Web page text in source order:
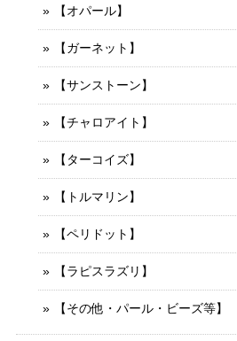
【オパール】
【ガーネット】
【サンストーン】
【チャロアイト】
【ターコイズ】
【トルマリン】
【ペリドット】
【ラピスラズリ】
【その他・パール・ビーズ等】